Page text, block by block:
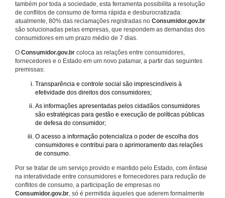
também por toda a sociedade, esta ferramenta possibilita a resolução
de conflitos de consumo de forma rápida e desburocratizada:
atualmente, 80% das reclamações registradas no Consumidor.gov.br
são solucionadas pelas empresas, que respondem as demandas dos
consumidores em um prazo médio de 7 dias.
O Consumidor.gov.br coloca as relações entre consumidores,
fornecedores e o Estado em um novo patamar, a partir das seguintes
premissas:
Transparência e controle social são imprescindíveis à
efetividade dos direitos dos consumidores;
As informações apresentadas pelos cidadãos consumidores
são estratégicas para gestão e execução de políticas públicas
de defesa do consumidor;
O acesso a informação potencializa o poder de escolha dos
consumidores e contribui para o aprimoramento das relações
de consumo.
Por se tratar de um serviço provido e mantido pelo Estado, com ênfase
na interatividade entre consumidores e fornecedores para redução de
conflitos de consumo, a participação de empresas no
Consumidor.gov.br, só é permitida àqueles que aderem formalmente